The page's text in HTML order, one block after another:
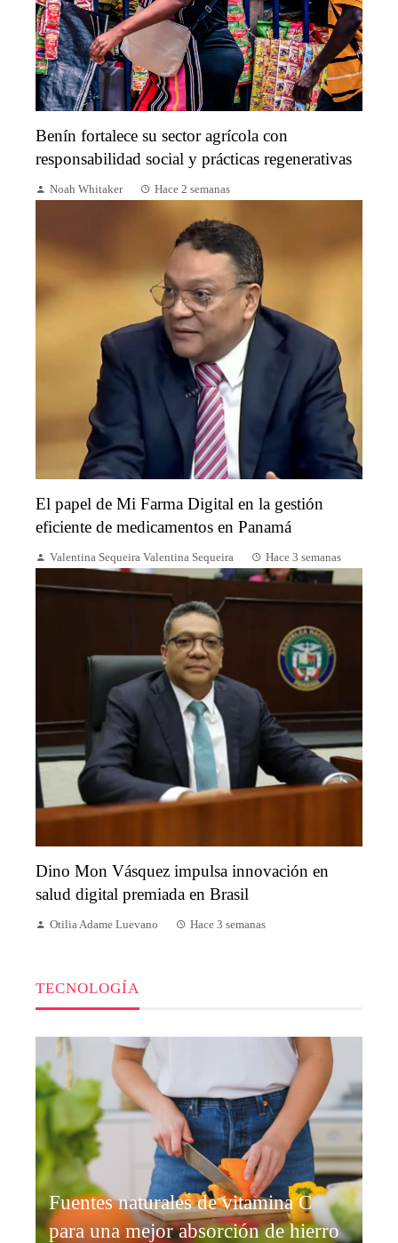
Benín fortalece su sector agrícola con
responsabilidad social y prácticas regenerativas
Noah Whitaker Hace 2 semanas
El papel de Mi Farma Digital en la gestión
eficiente de medicamentos en Panamá
Valentina Sequeira Valentina Sequeira Hace 3 semanas
Dino Mon Vásquez impulsa innovación en
salud digital premiada en Brasil
Otilia Adame Luevano Hace 3 semanas
TECNOLOGÍA
Fuentes naturales de vitamina C
para una mejor absorción de hierro